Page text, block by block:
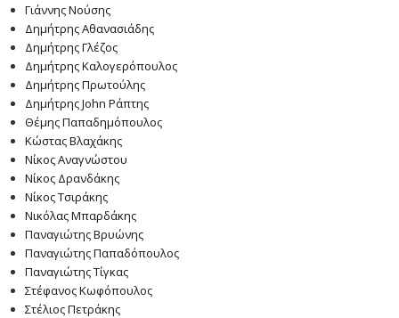
Γιάννης Νούσης
Δημήτρης Αθανασιάδης
Δημήτρης Γλέζος
Δημήτρης Καλογερόπουλος
Δημήτρης Πρωτούλης
Δημήτρης John Ράπτης
Θέμης Παπαδημόπουλος
Κώστας Βλαχάκης
Νίκος Αναγνώστου
Νίκος Δρανδάκης
Νίκος Τσιράκης
Νικόλας Μπαρδάκης
Παναγιώτης Βρυώνης
Παναγιώτης Παπαδόπουλος
Παναγιώτης Τίγκας
Στέφανος Κωφόπουλος
Στέλιος Πετράκης